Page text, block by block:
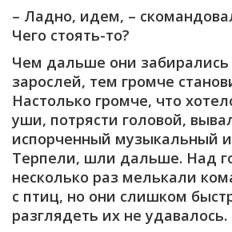
– Ладно, идем, –
Чего стоять-то?
Чем дальше они забирались
зарослей, тем громче
Настолько громче, что
уши, потрясти головой,
испорченный музыкальный
Терпели, шли дальше. Над
несколько раз мелькали
с птиц, но они слишком
разглядеть их не удавалось.